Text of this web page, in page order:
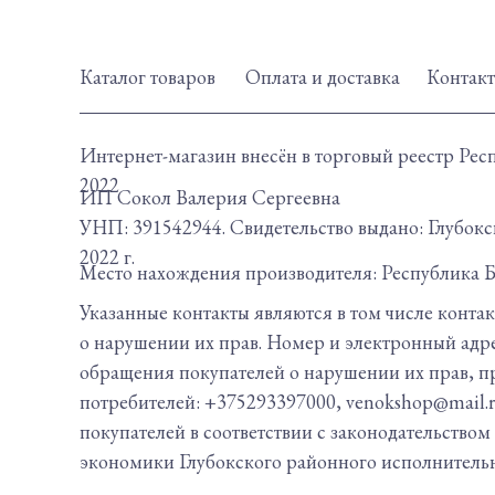
Каталог товаров Оплата и доставка
Интернет-магазин внесён в торговый реестр
2022
ИП Сокол Валерия Сергеевна
УНП: 391542944. Свидетельство выдано:
2022 г.
Место нахождения производителя: Республика
Указанные контакты являются в том числе
о нарушении их прав. Номер и электронный
обращения покупателей о нарушении их прав,
потребителей: +375293397000,
покупателей в соответствии с
экономики Глубокского районного